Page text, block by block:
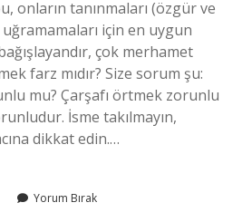
onların tanınmaları (özgür ve
için en uygun
çok merhamet
farz mıdır? Size sorum şu:
mu? Çarşafı örtmek zorunlu
İsme takılmayın,
dikkat edin.…
Yorum Bırak